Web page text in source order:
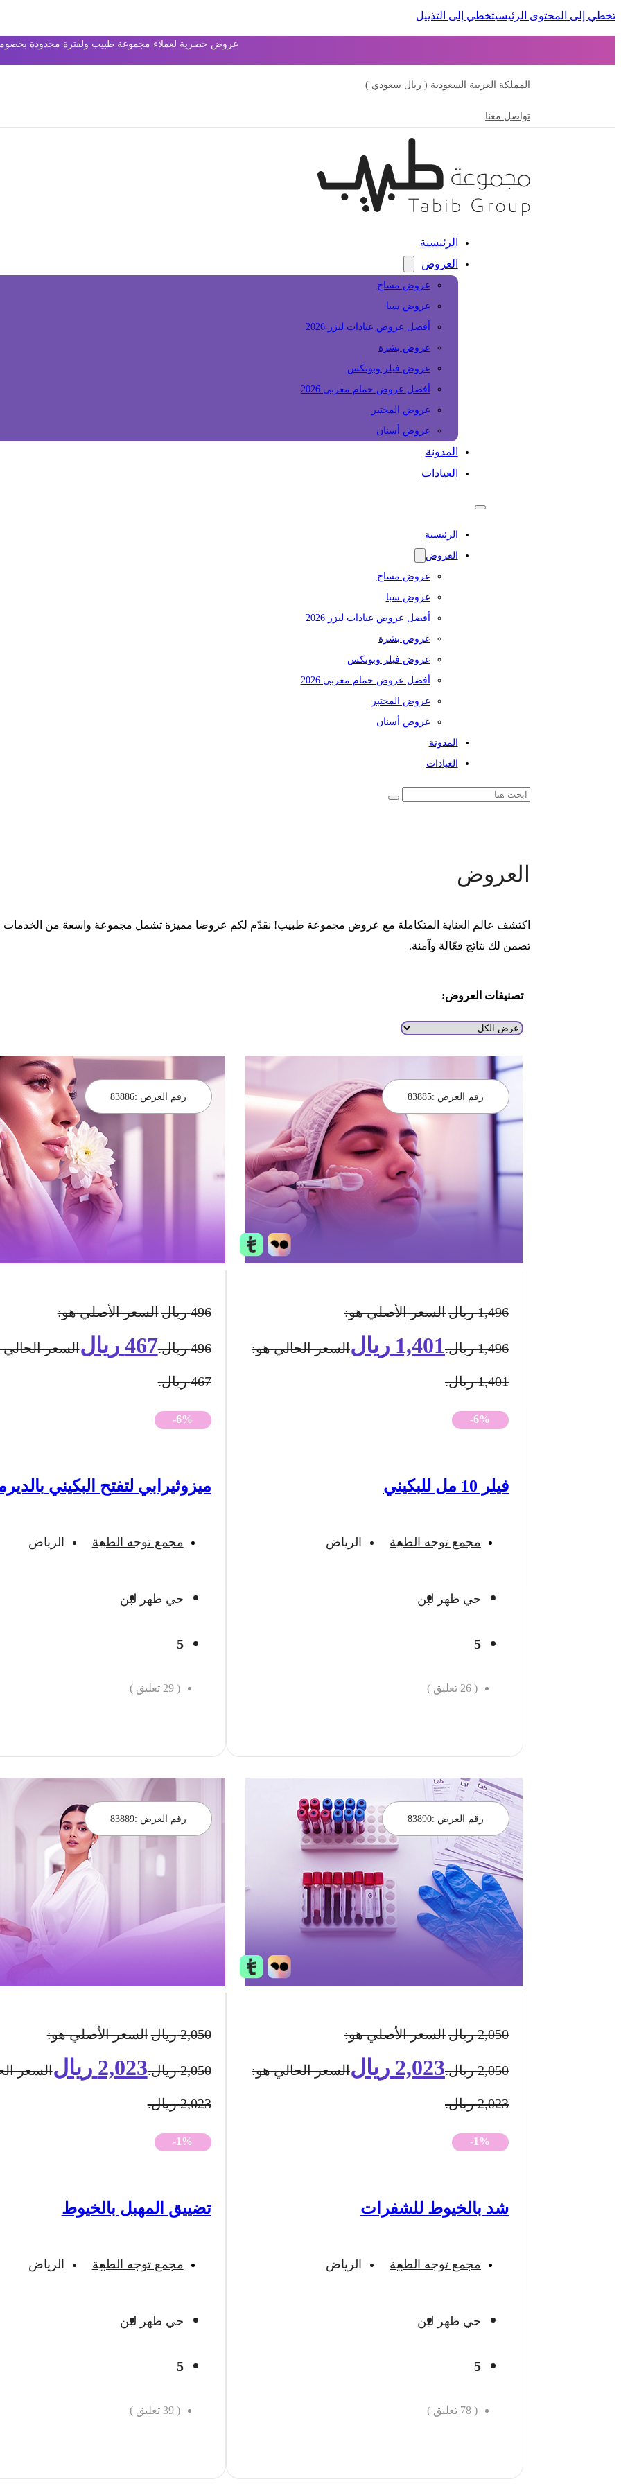
تخطي إلى المحتوى الرئيسيتخطي إلى التذييل
عروض حصرية لعملاء مجموعة طبيب ولفترة محدودة بخصومات
المملكة العربية السعودية ( ريال سعودي )
تواصل معنا
الرئيسية
العروض
عروض مساج
عروض سبا
أفضل عروض عيادات ليزر 2026
عروض بشرة
عروض فيلر وبوتكس
أفضل عروض حمام مغربي 2026
عروض المختبر
عروض أسنان
المدونة
العيادات
الرئيسية
العروض
عروض مساج
عروض سبا
أفضل عروض عيادات ليزر 2026
عروض بشرة
عروض فيلر وبوتكس
أفضل عروض حمام مغربي 2026
عروض المختبر
عروض أسنان
المدونة
العيادات
العروض
اكتشف عالم العناية المتكاملة مع عروض مجموعة طبيب! نقدّم لكم عروضا مميزة تشمل مجموعة واسعة من الخدمات
تضمن لك نتائج فعّالة وآمنة.
تصنيفات العروض:
رقم العرض :83885
1,496 ريالالسعر الأصلي هو:
1,496 ريال. 1,401 ريالالسعر الحالي هو:
1,401 ريال.
-6%
فيلر 10 مل للبكيني
مجمع توجه الطبية الرياض
حي ظهر لبن
5
(
26 تعليق )
رقم العرض :83886
496 ريالالسعر الأصلي هو:
496 ريال. 467 ريالالسعر
467 ريال.
-6%
ميزوثيرابي لتفتح البكيني
مجمع توجه الطبية الرياض
حي ظهر لبن
5
(
29 تعليق )
رقم العرض :83890
2,050 ريالالسعر الأصلي هو:
2,050 ريال. 2,023 ريالالسعر الحالي هو:
2,023 ريال.
-1%
شد بالخيوط للشفرات
مجمع توجه الطبية الرياض
حي ظهر لبن
5
(
78 تعليق )
رقم العرض :83889
2,050 ريالالسعر الأصلي هو:
2,050 ريال. 2,023 ريالالسعر
2,023 ريال.
-1%
تضييق المهبل بالخيوط
مجمع توجه الطبية الرياض
حي ظهر لبن
5
(
39 تعليق )